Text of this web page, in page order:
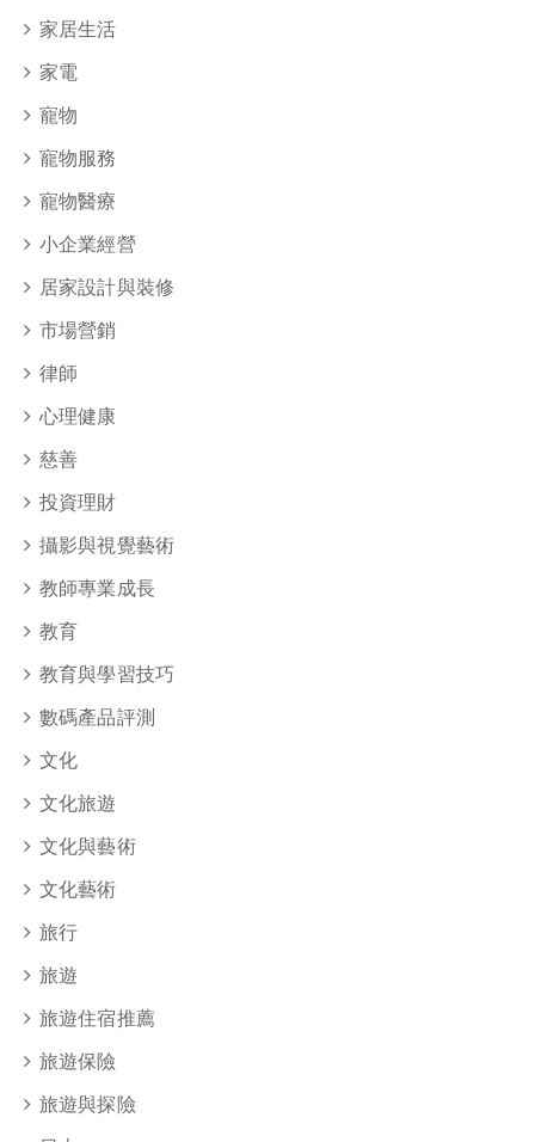
家居生活
家電
寵物
寵物服務
寵物醫療
小企業經營
居家設計與裝修
市場營銷
律師
心理健康
慈善
投資理財
攝影與視覺藝術
教師專業成長
教育
教育與學習技巧
數碼產品評測
文化
文化旅遊
文化與藝術
文化藝術
旅行
旅遊
旅遊住宿推薦
旅遊保險
旅遊與探險